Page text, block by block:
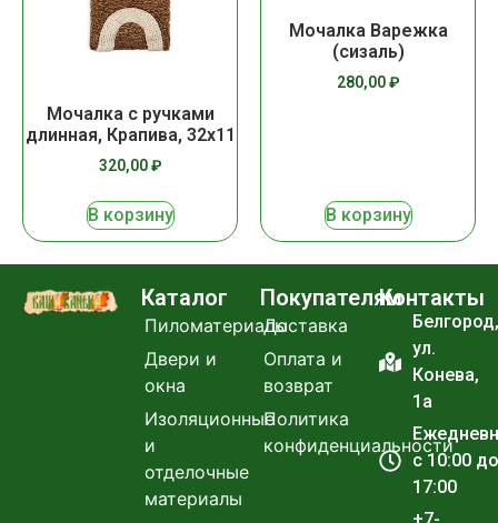
Мочалка с ручками
длинная, Крапива, 32х11
320,00₽
В корзину
Мочалка Варежка
(сизаль)
280,00₽
В корзину
Каталог
Пиломатериалы
Двери и
окна
Изоляционные
и
отделочные
материалы
Покупателям
Доставка
Оплата и
возврат
Политика
конфиденциальности
Контакты
Белгород,
ул.
Конева,
1а
с 10:00 до
17:00